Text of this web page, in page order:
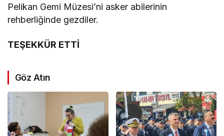
Pelikan Gemi Müzesi’ni asker abilerinin
rehberliğinde gezdiler.
TEŞEKKÜR ETTİ
Göz Atın